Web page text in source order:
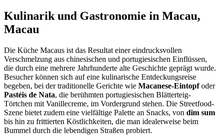
Kulinarik und Gastronomie in Macau,
Macau
Die Küche Macaus ist das Resultat einer eindrucksvollen
Verschmelzung aus chinesischen und portugiesischen Einflüssen,
die durch eine mehrere Jahrhunderte alte Geschichte geprägt wurde.
Besucher können sich auf eine kulinarische Entdeckungsreise
begeben, bei der traditionelle Gerichte wie Macanese-Eintopfoder
Pastéis de Nata, die berühmten portugiesischen Blätterteig-
Törtchen mit Vanillecreme, im Vordergrund stehen. Die Streetfood-
Szene bietet zudem eine vielfältige Palette an Snacks, von dim sum
bis hin zu frittierten Köstlichkeiten, die man idealerweise beim
Bummel durch die lebendigen Straßen probiert.